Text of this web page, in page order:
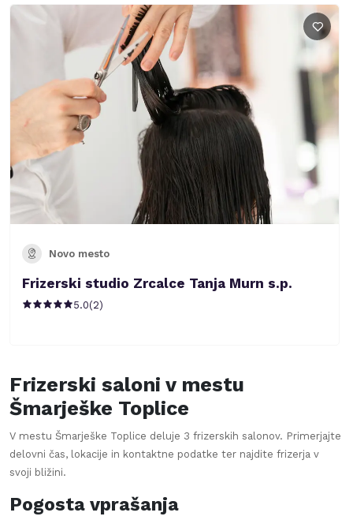
Novo mesto
Frizerski studio Zrcalce Tanja Murn s.p.
5.0(2)
Frizerski saloni v mestu
Šmarješke Toplice
V mestu Šmarješke Toplice deluje 3 frizerskih salonov. Primerjajte
delovni čas, lokacije in kontaktne podatke ter najdite frizerja v
svoji bližini.
Pogosta vprašanja